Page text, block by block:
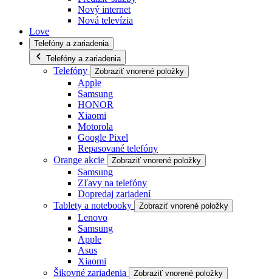
Nový internet
Nová televízia
Love
Telefóny a zariadenia
Telefóny a zariadenia
Telefóny Zobraziť vnorené položky
Apple
Samsung
HONOR
Xiaomi
Motorola
Google Pixel
Repasované telefóny
Orange akcie
Zobraziť vnorené položky
Samsung
Zľavy na telefóny
Dopredaj zariadení
Tablety a notebooky
Zobraziť vnorené položky
Lenovo
Samsung
Apple
Asus
Xiaomi
Šikovné zariadenia
Zobraziť vnorené položky